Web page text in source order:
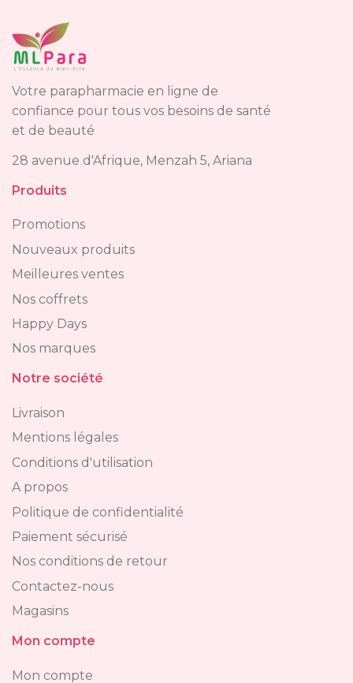
Votre parapharmacie en ligne de
confiance pour tous vos besoins de santé
et de beauté
28 avenue d'Afrique, Menzah 5, Ariana
Produits
Promotions
Nouveaux produits
Meilleures ventes
Nos coffrets
Happy Days
Nos marques
Notre société
Livraison
Mentions légales
Conditions d'utilisation
A propos
Politique de confidentialité
Paiement sécurisé
Nos conditions de retour
Contactez-nous
Magasins
Mon compte
Mon compte